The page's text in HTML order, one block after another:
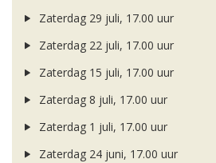
Zaterdag 29 juli, 17.00 uur
Zaterdag 22 juli, 17.00 uur
Zaterdag 15 juli, 17.00 uur
Zaterdag 8 juli, 17.00 uur
Zaterdag 1 juli, 17.00 uur
Zaterdag 24 juni, 17.00 uur